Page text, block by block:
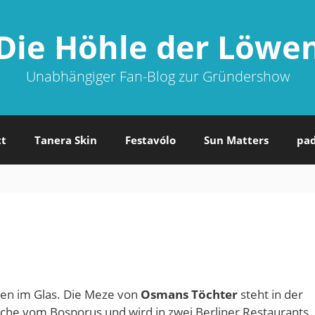
Höhle der
Unabhängiger Fan-Blog zur Gründershow
Tanera Skin Festavólo Sun Matters
im Glas. Die Meze von Osmans Töchtersteht in der